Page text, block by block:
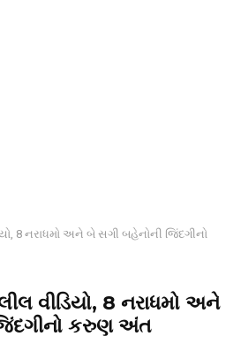
8 નરાધમો અને બે સગી બહેનોની જિંદગીનો
વીડિયો, 8 નરાધમો અને
કરુણ અંત